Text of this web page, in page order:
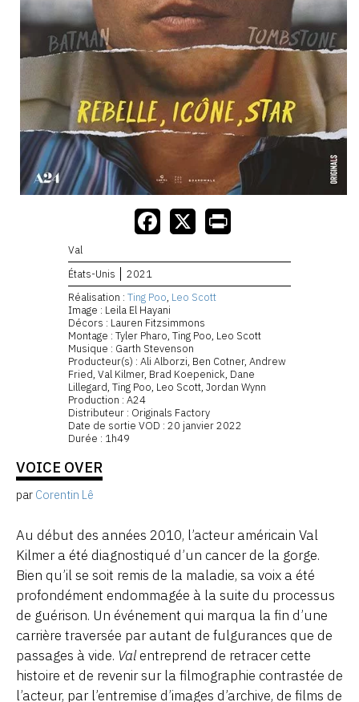
Val
États-Unis
2021
Réalisation : Ting Poo, Leo Scott
Image : Leila El Hayani
Décors : Lauren Fitzsimmons
Montage : Tyler Pharo, Ting Poo, Leo Scott
Musique : Garth Stevenson
Producteur(s) : Ali Alborzi, Ben Cotner, Andrew
Fried, Val Kilmer, Brad Koepenick, Dane
Lillegard, Ting Poo, Leo Scott, Jordan Wynn
Production : A24
Distributeur : Originals Factory
Date de sortie VOD : 20 janvier 2022
Durée : 1h49
VOICE OVER
par Corentin Lê
Au début des années 2010, l’acteur américain Val
Kilmer a été diagnostiqué d’un cancer de la gorge.
Bien qu’il se soit remis de la maladie, sa voix a été
profondément endommagée à la suite du processus
de guérison. Un événement qui marqua la fin d’une
carrière traversée par autant de fulgurances que de
passages à vide. Val entreprend de retracer cette
histoire et de revenir sur la filmographie contrastée de
l’acteur, par l’entremise d’images d’archive, de films de